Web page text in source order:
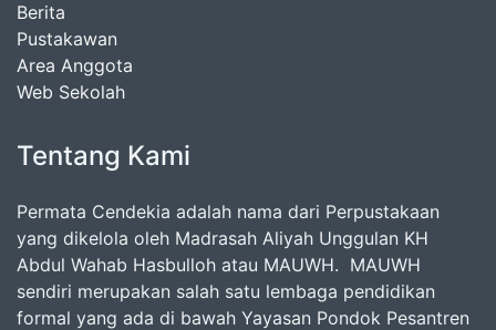
Berita
Pustakawan
Area Anggota
Web Sekolah
Tentang Kami
Permata Cendekia adalah nama dari Perpustakaan
yang dikelola oleh Madrasah Aliyah Unggulan KH
Abdul Wahab Hasbulloh atau MAUWH. MAUWH
sendiri merupakan salah satu lembaga pendidikan
formal yang ada di bawah Yayasan Pondok Pesantren